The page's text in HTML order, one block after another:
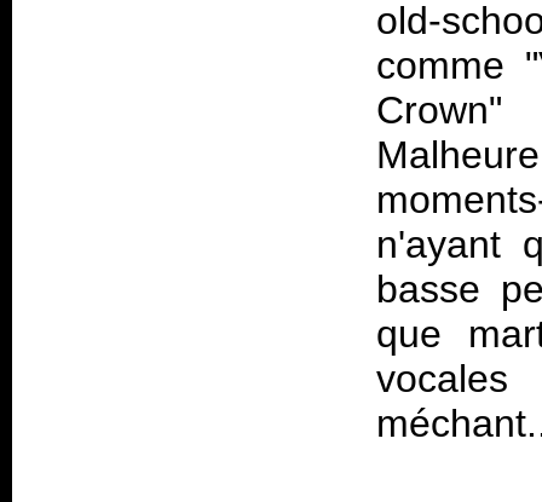
old-
comme
n'ayant
basse
que